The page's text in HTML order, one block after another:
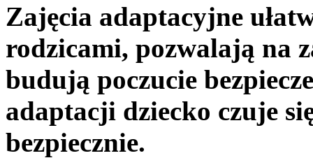
Zajęcia adaptacyjne
rodzicami, pozwalają na
budują poczucie
adaptacji dziecko czuje
bezpiecznie.